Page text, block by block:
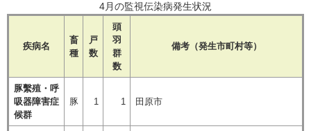
4月の監視伝染病発生状況
疾病名
畜
種
戸
数
頭
羽
群
数
備考（発生市町村等）
豚繫殖・呼
吸器障害症
候群
豚 1 1 田原市